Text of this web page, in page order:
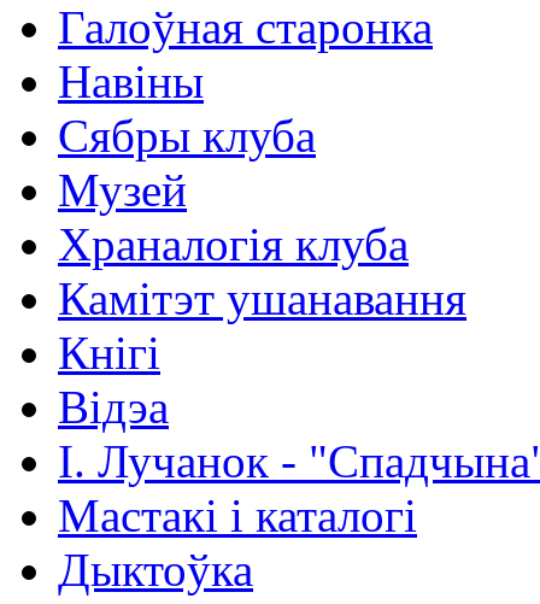
Галоўная старонка
Навіны
Сябры клуба
Музей
Храналогія клуба
Камітэт ушанавання
Кнігі
Відэа
І. Лучанок -
Мастакі i каталогi
Дыктоўка